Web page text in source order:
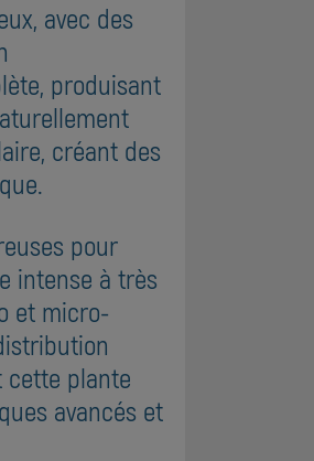
avec des
produisant
créant des
pour
intense à très
et micro-
cette plante
avancés et